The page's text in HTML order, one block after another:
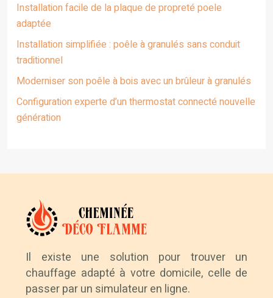
Installation facile de la plaque de propreté poele
adaptée
Installation simplifiée : poêle à granulés sans conduit
traditionnel
Moderniser son poêle à bois avec un brûleur à granulés
Configuration experte d’un thermostat connecté nouvelle
génération
Il existe une solution pour trouver un
chauffage adapté à votre domicile, celle de
passer par un simulateur en ligne.